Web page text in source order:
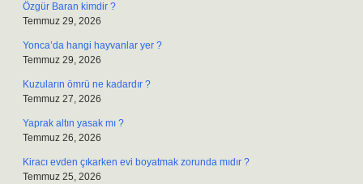
Özgür Baran kimdir ?
Temmuz 29, 2026
Yonca’da hangi hayvanlar yer ?
Temmuz 29, 2026
Kuzuların ömrü ne kadardır ?
Temmuz 27, 2026
Yaprak altın yasak mı ?
Temmuz 26, 2026
Kiracı evden çıkarken evi boyatmak zorunda mıdır ?
Temmuz 25, 2026